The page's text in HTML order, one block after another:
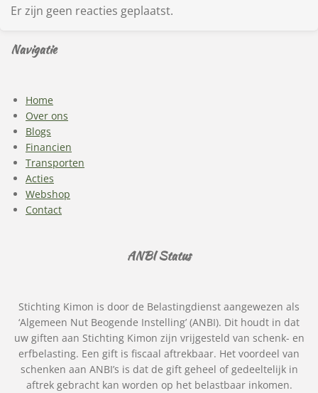
Er zijn geen reacties geplaatst.
Navigatie
Home
Over ons
Blogs
Financien
Transporten
Acties
Webshop
Contact
ANBI Status
Stichting Kimon is door de Belastingdienst aangewezen als
‘Algemeen Nut Beogende Instelling’ (ANBI). Dit houdt in dat
uw giften aan Stichting Kimon zijn vrijgesteld van schenk- en
erfbelasting. Een gift is fiscaal aftrekbaar. Het voordeel van
schenken aan ANBI’s is dat de gift geheel of gedeeltelijk in
aftrek gebracht kan worden op het belastbaar inkomen.